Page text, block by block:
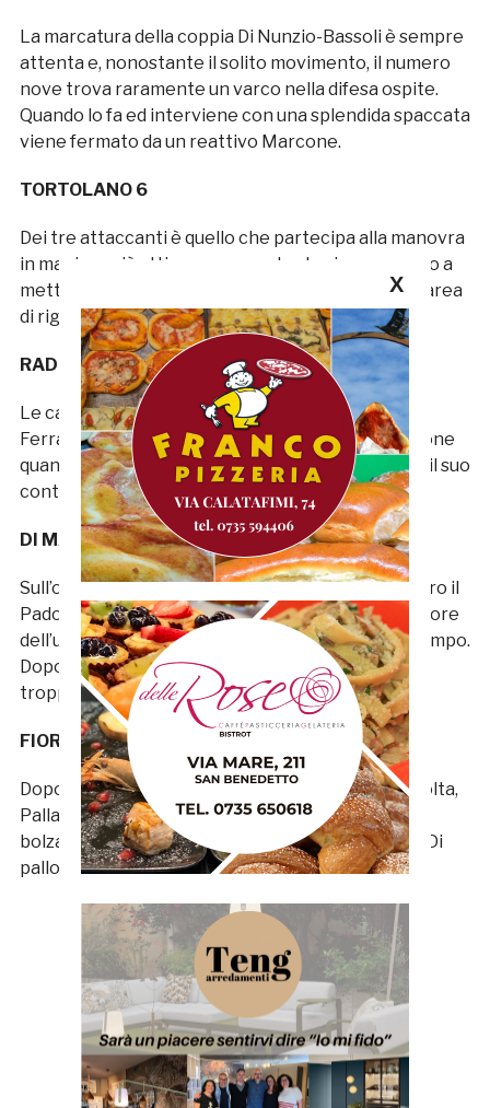
La marcatura della coppia Di Nunzio-Bassoli è sempre
attenta e, nonostante il solito movimento, il numero
nove trova raramente un varco nella difesa ospite.
Quando lo fa ed interviene con una splendida spaccata
viene fermato da un reattivo Marcone.
TORTOLANO 6
Dei tre attaccanti è quello che partecipa alla manovra
in maniera più attiva ma, nonostante riesca spesso a
mettere in difficoltà la retroguardia bolzanina, in area
di rigore non riesce ad incidere.
RADI 6
Le caratteristiche fisiche sono le stesse di Mori e
Ferrario, di conseguenza anche lui va in apprensione
quando il Sudtirol riparte in velocità. Buono, però, il suo
contributo in fase di impostazione.
DI MASSIMO 6,5
Sull’onda dell’entusiasmo per il gol realizzato contro il
Padova, si accolla la responsabilità di battere il rigore
dell’uno a uno a pochi minuti dal suo ingresso in campo.
Dopo la rete dagli undici metri, però, si fa notare
troppo poco.
FIORETTI S.V.
Dopo aver raggiunto il pareggio per la seconda volta,
Palladini si affida a lui per aggiungere peso in area
bolzanina nel tentativo di completare la rimonta. Di
palloni, però, non ne arrivano.
X